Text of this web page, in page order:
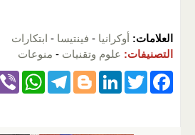
العلامات: أوكرانيا - فينتيسا - ابتكارات
التصنيفات: علوم وتقنيات - منوعات
F
T
Li
Bl
T
W